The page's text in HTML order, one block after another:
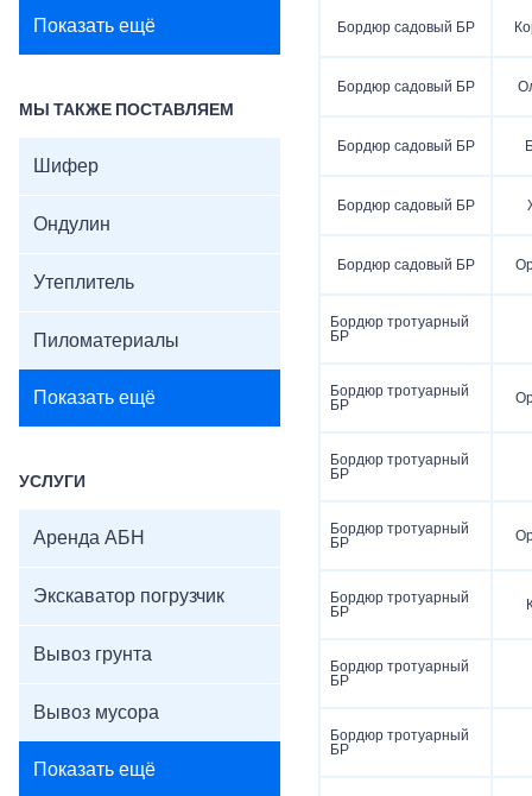
Показать ещё
МЫ ТАКЖЕ ПОСТАВЛЯЕМ
Шифер
Ондулин
Утеплитель
Пиломатериалы
Показать ещё
УСЛУГИ
Аренда АБН
Экскаватор погрузчик
Вывоз грунта
Вывоз мусора
Показать ещё
Бордюр садовый БР
Бордюр садовый БР
Бордюр садовый БР
Бордюр садовый БР
Бордюр садовый БР
Бордюр тротуарный
БР
Бордюр тротуарный
БР
Бордюр тротуарный
БР
Бордюр тротуарный
БР
Бордюр тротуарный
БР
Бордюр тротуарный
БР
Бордюр тротуарный
БР